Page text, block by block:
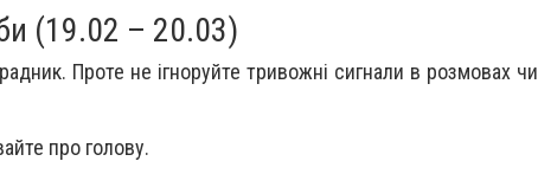
(19.02 – 20.03)
Проте не ігноруйте тривожні сигнали в розмовах чи
про голову.